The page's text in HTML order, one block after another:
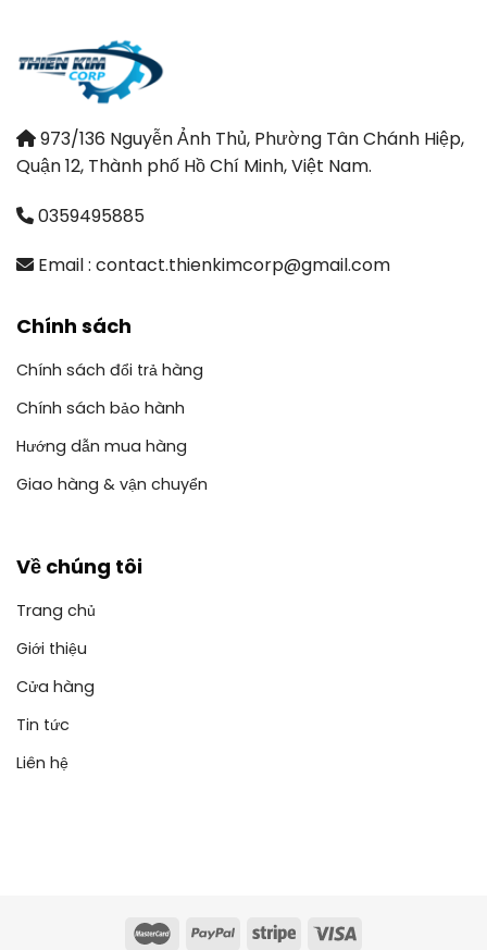
973/136 Nguyễn Ảnh Thủ, Phường Tân Chánh Hiệp,
Quận 12, Thành phố Hồ Chí Minh, Việt Nam.
0359495885
Email : contact.thienkimcorp@gmail.com
Chính sách
Chính sách đổi trả hàng
Chính sách bảo hành
Hướng dẫn mua hàng
Giao hàng & vận chuyển
Về chúng tôi
Trang chủ
Giới thiệu
Cửa hàng
Tin tức
Liên hệ